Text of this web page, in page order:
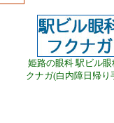
姫路の眼科 駅ビル眼
クナガ(白内障日帰り